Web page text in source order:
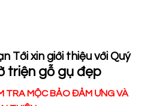
Tới xin giới thiệu với Quý
triện gỗ gụ đẹp
TRA MỘC BẢO ĐẢM ƯNG VÀ